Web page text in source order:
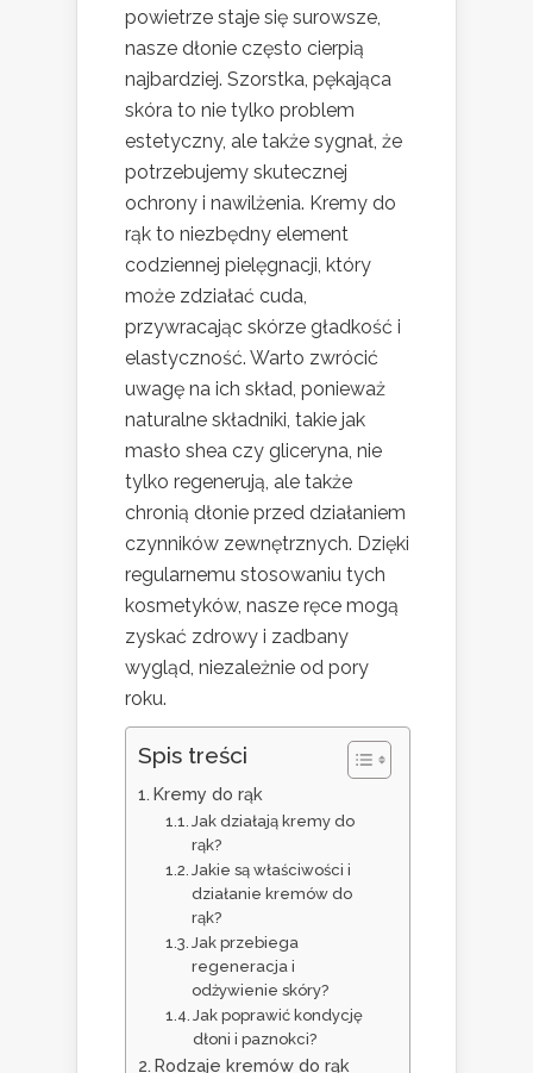
powietrze staje się surowsze,
nasze dłonie często cierpią
najbardziej. Szorstka, pękająca
skóra to nie tylko problem
estetyczny, ale także sygnał, że
potrzebujemy skutecznej
ochrony i nawilżenia. Kremy do
rąk to niezbędny element
codziennej pielęgnacji, który
może zdziałać cuda,
przywracając skórze gładkość i
elastyczność. Warto zwrócić
uwagę na ich skład, ponieważ
naturalne składniki, takie jak
masło shea czy gliceryna, nie
tylko regenerują, ale także
chronią dłonie przed działaniem
czynników zewnętrznych. Dzięki
regularnemu stosowaniu tych
kosmetyków, nasze ręce mogą
zyskać zdrowy i zadbany
wygląd, niezależnie od pory
roku.
Spis treści
Kremy do rąk
Jak działają kremy do
rąk?
Jakie są właściwości i
działanie kremów do
rąk?
Jak przebiega
regeneracja i
odżywienie skóry?
Jak poprawić kondycję
dłoni i paznokci?
Rodzaje kremów do rąk